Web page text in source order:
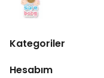
Kategoriler
Hesabım